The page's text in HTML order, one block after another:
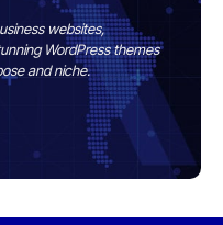
websites,
WordPress themes
and niche.